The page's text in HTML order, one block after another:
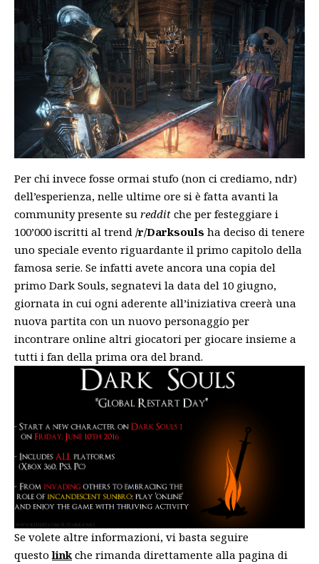
Per chi invece fosse ormai stufo (non ci crediamo, ndr)
dell’esperienza, nelle ultime ore si è fatta avanti la
community presente su reddit che per festeggiare i
100’000 iscritti al trend /r/Darksouls ha deciso di tenere
uno speciale evento riguardante il primo capitolo della
famosa serie. Se infatti avete ancora una copia del
primo Dark Souls, segnatevi la data del 10 giugno,
giornata in cui ogni aderente all’iniziativa creerà una
nuova partita con un nuovo personaggio per
incontrare online altri giocatori per giocare insieme a
tutti i fan della prima ora del brand.
Se volete altre informazioni, vi basta seguire
questolink che rimanda direttamente alla pagina di